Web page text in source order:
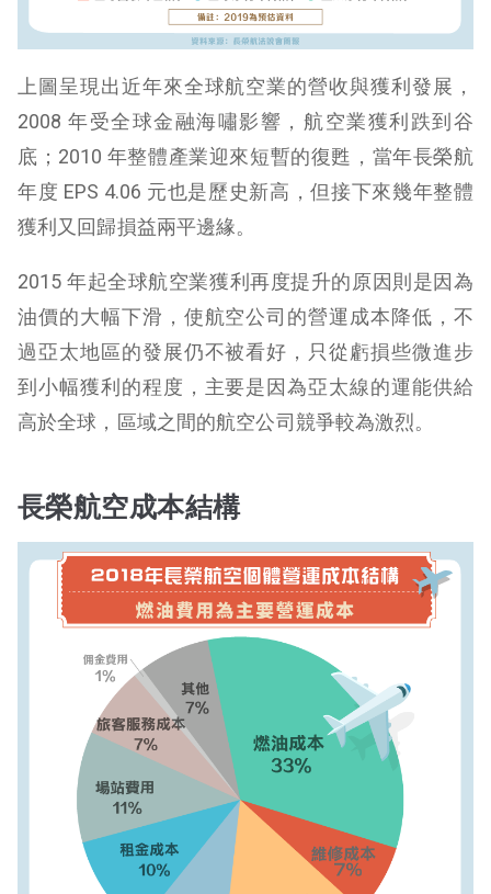
上圖呈現出近年來全球航空業的營收與獲利發展，
2008 年受全球金融海嘯影響，航空業獲利跌到谷
底；2010 年整體產業迎來短暫的復甦，當年長榮航
年度 EPS 4.06 元也是歷史新高，但接下來幾年整體
獲利又回歸損益兩平邊緣。
2015 年起全球航空業獲利再度提升的原因則是因為
油價的大幅下滑，使航空公司的營運成本降低，不
過亞太地區的發展仍不被看好，只從虧損些微進步
到小幅獲利的程度，主要是因為亞太線的運能供給
高於全球，區域之間的航空公司競爭較為激烈。
長榮航空成本結構